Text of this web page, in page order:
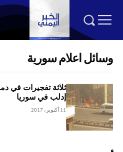
وسائل اعلام سورية
ثلاثة تفجيرات في
إدلب في سوريا
11 أكتوبر، 2017